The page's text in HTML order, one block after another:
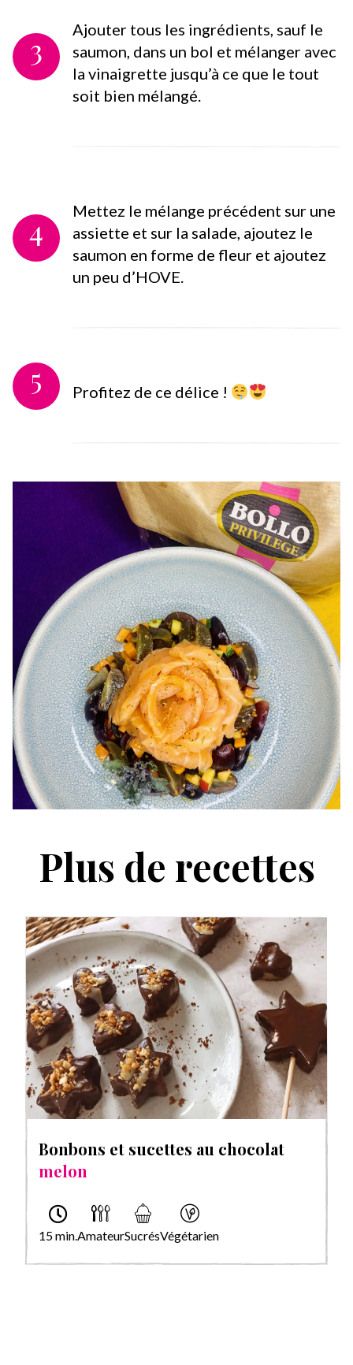
3
Ajouter tous les ingrédients, sauf le
saumon, dans un bol et mélanger avec
la vinaigrette jusqu’à ce que le tout
soit bien mélangé.
4
Mettez le mélange précédent sur une
assiette et sur la salade, ajoutez le
saumon en forme de fleur et ajoutez
un peu d’HOVE.
5 Profitez de ce délice !
Plus de recettes
Bonbons et sucettes au chocolat
melon
15 min. AmateurSucrésVégétarien